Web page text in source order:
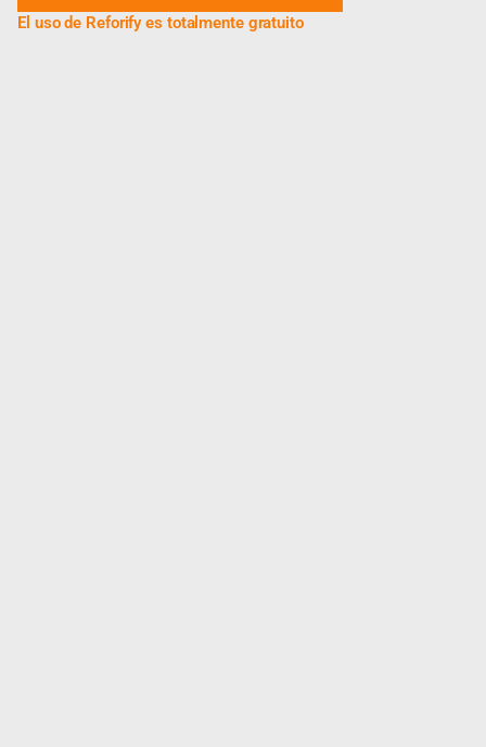
El uso de Reforify es totalmente gratuito